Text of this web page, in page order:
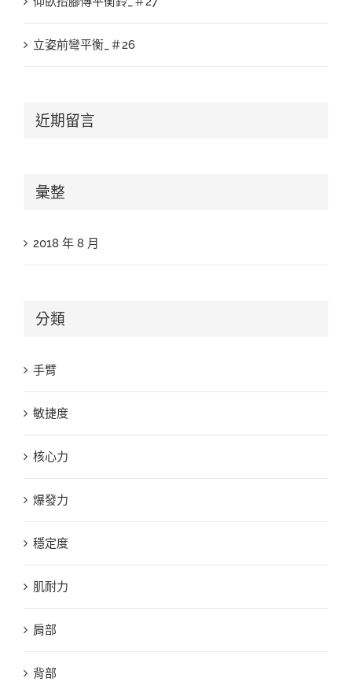
立姿前彎平衡_＃26
近期留言
彙整
2018 年 8 月
分類
手臂
敏捷度
核心力
爆發力
穩定度
肌耐力
肩部
背部